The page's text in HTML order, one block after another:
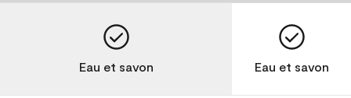
Eau et savon Eau et savon